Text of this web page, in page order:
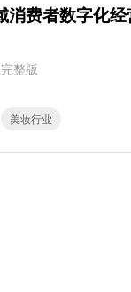
费者数字化经
整版
美妆行业